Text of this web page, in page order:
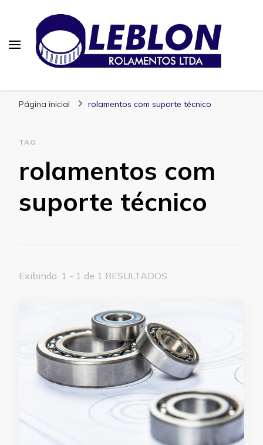
Página inicial rolamentos com suporte técnico
TAG
rolamentos com
suporte técnico
Exibindo: 1 - 1 de 1 RESULTADOS